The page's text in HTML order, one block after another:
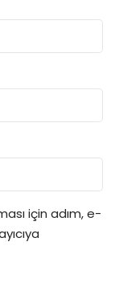
için adım, e-